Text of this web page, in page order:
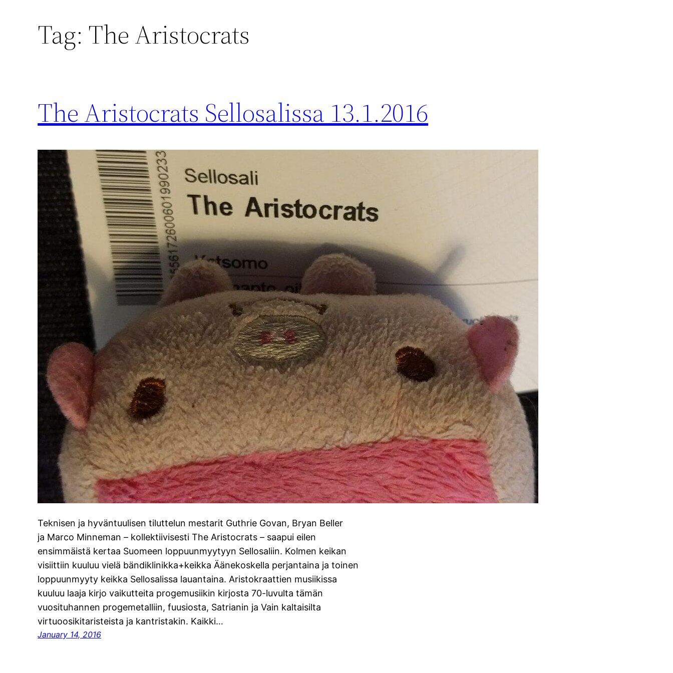
Tag: The Aristocrats
The Aristocrats Sellosalissa 13.1.2016
Teknisen ja hyväntuulisen tiluttelun mestarit Guthrie Govan, Bryan Beller
ja Marco Minneman – kollektiivisesti The Aristocrats – saapui eilen
ensimmäistä kertaa Suomeen loppuunmyytyyn Sellosaliin. Kolmen keikan
visiittiin kuuluu vielä bändiklinikka+keikka Äänekoskella perjantaina ja toinen
loppuunmyyty keikka Sellosalissa lauantaina. Aristokraattien musiikissa
kuuluu laaja kirjo vaikutteita progemusiikin kirjosta 70-luvulta tämän
vuosituhannen progemetalliin, fuusiosta, Satrianin ja Vain kaltaisilta
virtuoosikitaristeista ja kantristakin. Kaikki…
January 14, 2016